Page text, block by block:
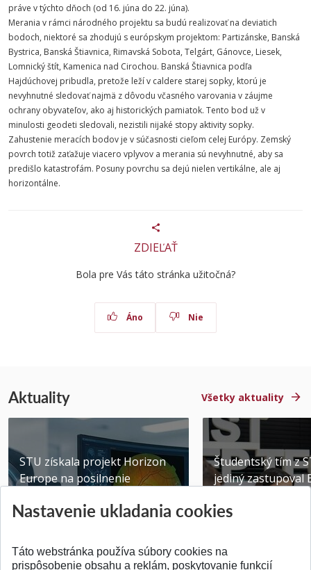
práve v týchto dňoch (od 16. júna do 22. júna).
Merania v rámci národného projektu sa budú realizovať na deviatich
bodoch, niektoré sa zhodujú s európskym projektom: Partizánske, Banská
Bystrica, Banská Štiavnica, Rimavská Sobota, Telgárt, Gánovce, Liesek,
Lomnický štít, Kamenica nad Cirochou. Banská Štiavnica podľa
Hajdúchovej pribudla, pretože leží v caldere starej sopky, ktorú je
nevyhnutné sledovať najmä z dôvodu včasného varovania v záujme
ochrany obyvateľov, ako aj historických pamiatok. Tento bod už v
minulosti geodeti sledovali, nezistili nijaké stopy aktivity sopky.
Zahustenie meracích bodov je v súčasnosti cieľom celej Európy. Zemský
povrch totiž zaťažuje viacero vplyvov a merania sú nevyhnutné, aby sa
predišlo katastrofám. Posuny povrchu sa dejú nielen vertikálne, ale aj
horizontálne.
ZDIEĽAŤ
Bola pre Vás táto stránka užitočná?
Áno Nie
Aktuality Všetky aktuality
STU získala projekt Horizon
Europe na posilnenie
Publikované 31.07.2026
Študentský tím z
jediný zastupoval
Publikované
Nastavenie ukladania cookies
Táto webstránka používa súbory cookies na
prispôsobenie obsahu a reklám, poskytovanie funkcií